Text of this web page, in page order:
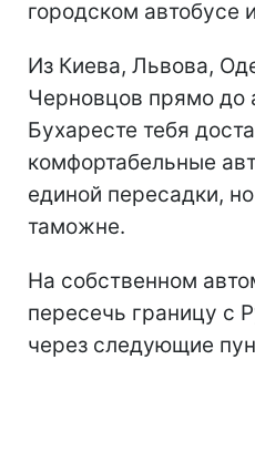
городском автобусе
Из Киева, Львова,
Черновцов прямо до
Бухаресте тебя
комфортабельные
единой пересадки,
таможне.
На собственном
пересечь границу с
через следующие